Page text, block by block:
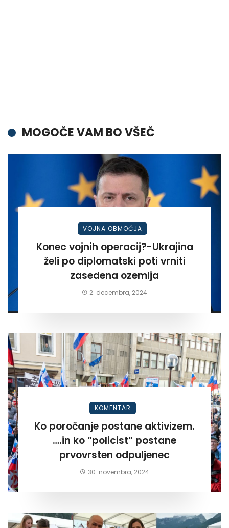
MOGOČE VAM BO VŠEČ
VOJNA OBMOČJA
Konec vojnih operacij?-Ukrajina
želi po diplomatski poti vrniti
zasedena ozemlja
2. decembra, 2024
KOMENTAR
Ko poročanje postane aktivizem.
….in ko “policist” postane
prvovrsten odpuljenec
30. novembra, 2024